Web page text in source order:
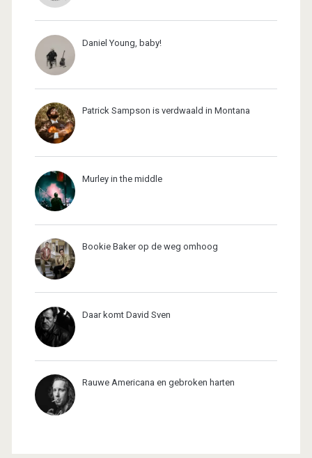
Daniel Young, baby!
Patrick Sampson is verdwaald in Montana
Murley in the middle
Bookie Baker op de weg omhoog
Daar komt David Sven
Rauwe Americana en gebroken harten